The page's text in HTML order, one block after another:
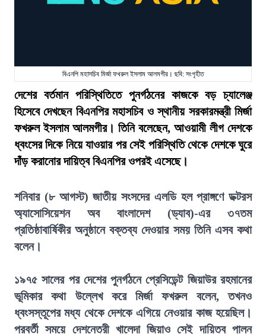
বিএনপি মহাসচিব মির্জা ফখরুল ইসলাম আলমগীর। ছবি: সংগৃহীত
দেশের বর্তমান পরিস্থিতিতে পুনর্গঠনের কাজকে বড় চ্যালেঞ্জ
হিসেবে দেখছেন বিএনপির মহাসচিব ও স্থানীয় সরকারমন্ত্রী মির্জা
ফখরুল ইসলাম আলমগীর। তিনি বলেছেন, আওয়ামী লীগ দেশকে
ধ্বংসের দিকে নিয়ে যাওয়ার পর সেই পরিস্থিতি থেকে দেশকে ঘুরে
দাঁড় করানোর দায়িত্ব বিএনপির ওপরই এসেছে।
শনিবার (৮ আগস্ট) জাতীয় সংসদের এলডি হল প্রাঙ্গণে ডক্টরস
অ্যাসোসিয়েশন অব বাংলাদেশ (ড্যাব)-এর ৩৭তম
প্রতিষ্ঠাবার্ষিকীর অনুষ্ঠানে বক্তব্য দেওয়ার সময় তিনি এসব কথা
বলেন।
১৯৭৫ সালের পর দেশের পুনর্গঠনে প্রেসিডেন্ট জিয়াউর রহমানের
ভূমিকার কথা উল্লেখ করে মির্জা ফখরুল বলেন, তখনও
ধ্বংসস্তূপের মধ্য থেকে দেশকে এগিয়ে নেওয়ার কাজ হয়েছিল।
পরবর্তী সময়ে দেশনেত্রী খালেদা জিয়াও সেই দায়িত্ব পালন